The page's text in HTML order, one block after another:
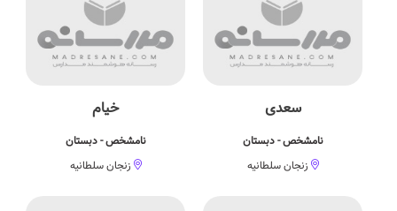
سعدی
نامشخص - دبستان
زنجان سلطانیه
خیام
نامشخص - دبستان
زنجان سلطانیه